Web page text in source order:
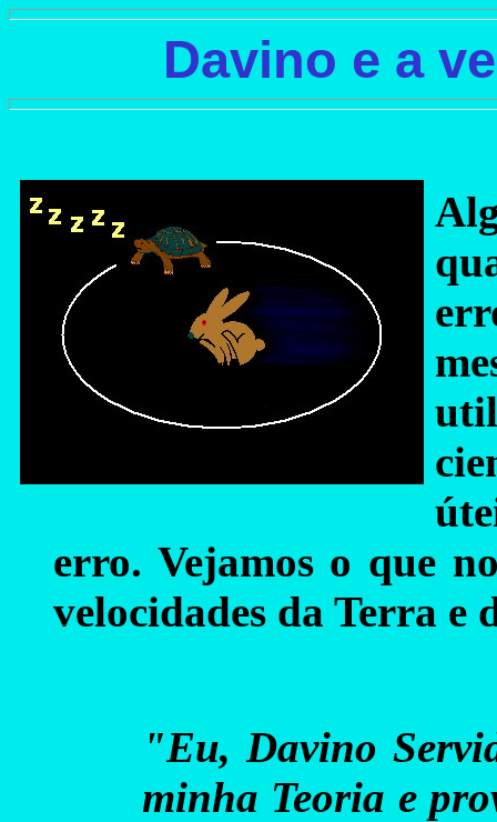
Davino e a
erro. Vejamos o que
velocidades da Terra e
"Eu, Davino
minha Teoria e